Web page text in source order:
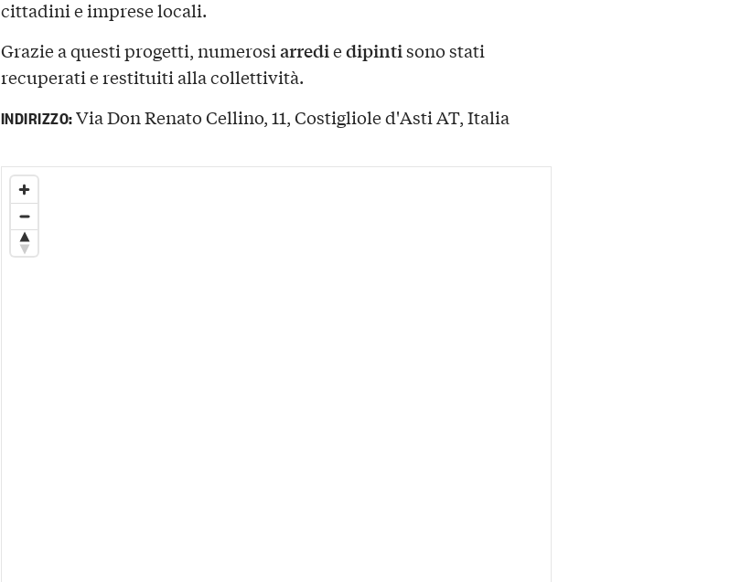
cittadini e imprese locali.
Grazie a questi progetti, numerosiarrediedipintisono stati
recuperati e restituiti alla collettività.
INDIRIZZO:Via Don Renato Cellino, 11, Costigliole d'Asti AT, Italia